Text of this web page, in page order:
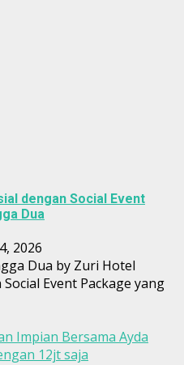
dengan Social Event
Dua
2026
Dua by Zuri Hotel
Event Package yang
Impian Bersama Ayda
12jt saja